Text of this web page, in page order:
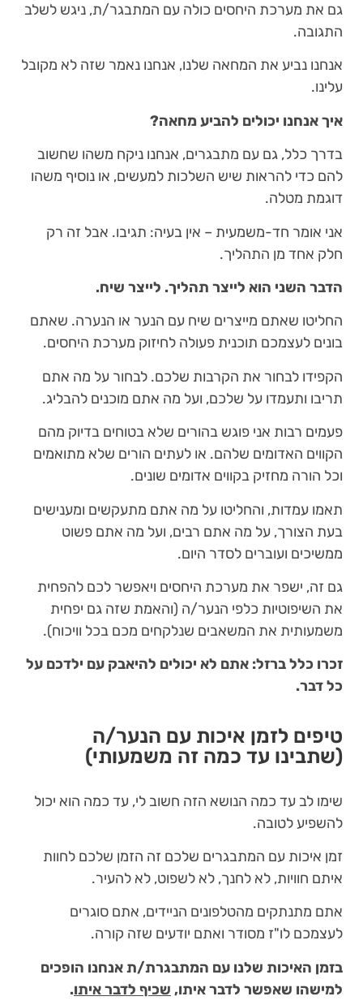
גם את מערכת היחסים כולה עם המתבגר/ת, ניגש לשלב
התגובה.
אנחנו נביע את המחאה שלנו, אנחנו נאמר שזה לא מקובל
עלינו.
איך אנחנו יכולים להביע מחאה?
בדרך כלל, גם עם מתבגרים, אנחנו ניקח משהו שחשוב
להם כדי להראות שיש השלכות למעשים, או נוסיף משהו
דוגמת מטלה.
אני אומר חד-משמעית – אין בעיה: תגיבו. אבל זה רק
חלק אחד מן התהליך.
הדבר השני הוא לייצר תהליך. לייצר שיח.
החליטו שאתם מייצרים שיח עם הנער או הנערה. שאתם
בונים לעצמכם תוכנית פעולה לחיזוק מערכת היחסים.
הקפידו לבחור את הקרבות שלכם. לבחור על מה אתם
תריבו ותעמדו על שלכם, ועל מה אתם מוכנים להבליג.
פעמים רבות אני פוגש בהורים שלא בטוחים בדיוק מהם
הקווים האדומים שלהם. או לעתים הורים שלא מתואמים
וכל הורה מחזיק בקווים אדומים שונים.
תאמו עמדות, והחליטו על מה אתם מתעקשים ומענישים
בעת הצורך, על מה אתם רבים, ועל מה אתם פשוט
ממשיכים ועוברים לסדר היום.
גם זה, ישפר את מערכת היחסים ויאפשר לכם להפחית
את השיפוטיות כלפי הנער/ה (והאמת שזה גם יפחית
משמעותית את המשאבים שנלקחים מכם בכל וויכוח).
זכרו כלל ברזל: אתם לא יכולים להיאבק עם ילדכם על
כל דבר.
טיפים לזמן איכות עם הנער/ה
(שתבינו עד כמה זה משמעותי)
שימו לב עד כמה הנושא הזה חשוב לי, עד כמה הוא יכול
להשפיע לטובה.
זמן איכות עם המתבגרים שלכם זה הזמן שלכם לחוות
איתם חוויות, לא לחנך, לא לשפוט, לא להעיר.
אתם מתנתקים מהטלפונים הניידים, אתם סוגרים
לעצמכם לו"ז מסודר ואתם יודעים שזה קורה.
בזמן האיכות שלנו עם המתבגרת/ת אנחנו הופכים
למישהו שאפשר לדבר איתו, שכיף לדבר איתו.